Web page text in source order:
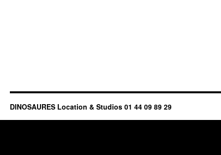
DINOSAURES Location & Studios 01 44 09 89 29